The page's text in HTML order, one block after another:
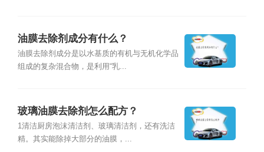
油膜去除剂成分有什么？
油膜去除剂成分是以水基质的有机与无机化学品
组成的复杂混合物，是利用“乳...
玻璃油膜去除剂怎么配方？
1清洁厨房泡沫清洁剂、玻璃清洁剂，还有洗洁
精。其实能除掉大部分的油膜，...